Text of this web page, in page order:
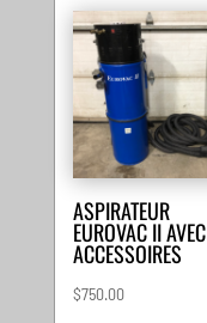
ASPIRATEUR
EUROVAC II AVEC
ACCESSOIRES
$750.00